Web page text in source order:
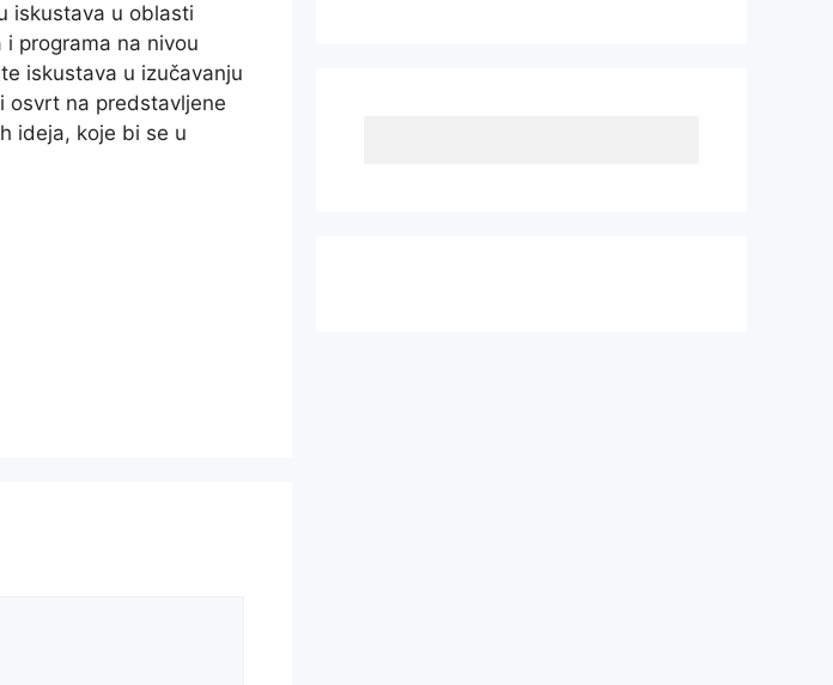
iskustava u oblasti
programa na nivou
iskustava u izučavanju
osvrt na predstavljene
ideja, koje bi se u